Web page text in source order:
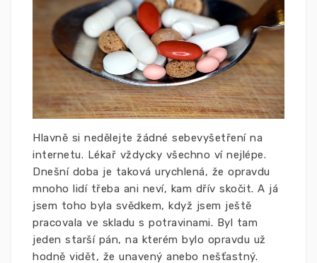
Hlavně si nedělejte žádné sebevyšetření na
internetu. Lékař vždycky všechno ví nejlépe.
Dnešní doba je taková urychlená, že opravdu
mnoho lidí třeba ani neví, kam dřív skočit. A já
jsem toho byla svědkem, když jsem ještě
pracovala ve skladu s potravinami. Byl tam
jeden starší pán, na kterém bylo opravdu už
hodně vidět, že unavený anebo nešťastný.